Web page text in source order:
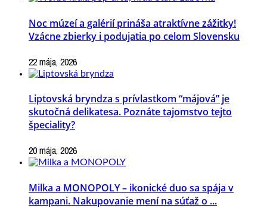
Noc múzeí a galérií prináša atraktívne zážitky!
Vzácne zbierky i podujatia po celom Slovensku
22 mája, 2026
Liptovská bryndza s prívlastkom “májová” je
skutočná delikatesa. Poznáte tajomstvo tejto
špeciality?
20 mája, 2026
Milka a MONOPOLY – ikonické duo sa spája v
kampani. Nakupovanie mení na súťaž o ...